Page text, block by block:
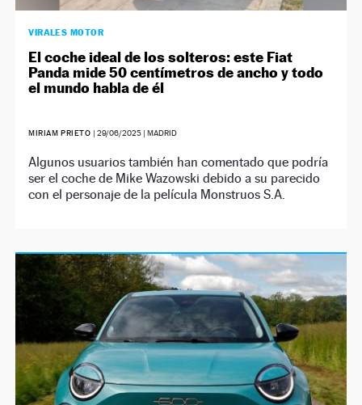
VIRALES MOTOR
El coche ideal de los solteros: este Fiat
Panda mide 50 centímetros de ancho y todo
el mundo habla de él
MIRIAM PRIETO |29/06/2025 | MADRID
Algunos usuarios también han comentado que podría
ser el coche de Mike Wazowski debido a su parecido
con el personaje de la película Monstruos S.A.